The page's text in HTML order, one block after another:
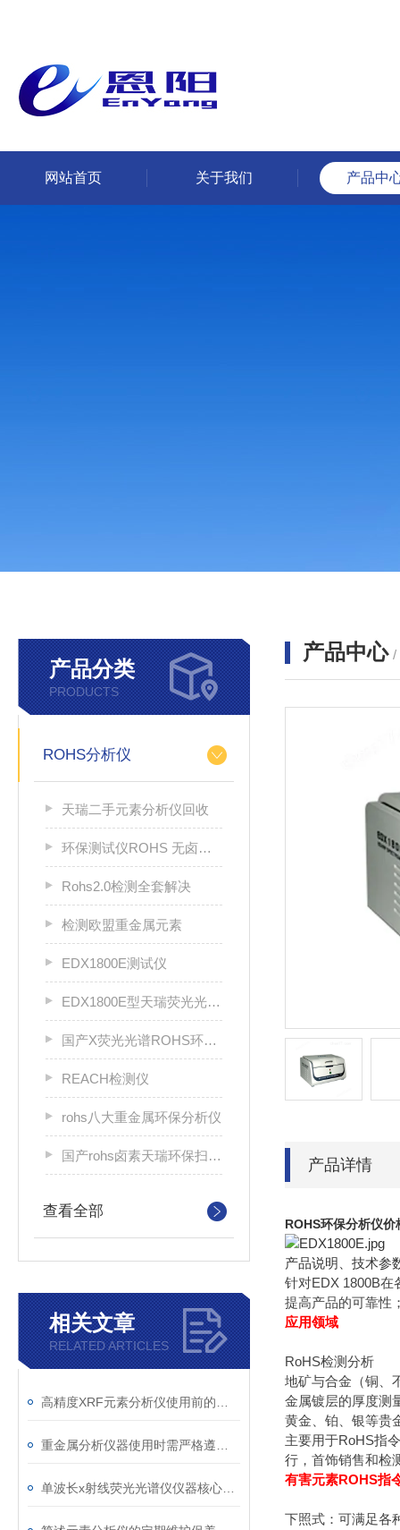
网站首页 关于我们 产品中
产品分类
PRODUCTS
ROHS分析仪
天瑞二手元素分析仪回收
环保测试仪ROHS 无卤分析仪 rohs仪
Rohs2.0检测全套解决
检测欧盟重金属元素
EDX1800E测试仪
EDX1800E型天瑞荧光光谱分析仪
国产X荧光光谱ROHS环保分析仪
REACH检测仪
rohs八大重金属环保分析仪
国产rohs卤素天瑞环保扫描仪
查看全部
相关文章
RELATED ARTICLES
产品中心 /
产品详情
ROHS环保分析仪价
产品说明、技术参
针对EDX 1800B在
提高产品的可靠性
应用领域
RoHS检测分析
地矿与合金（铜、
金属镀层的厚度测
黄金、铂、银等贵
主要用于RoHS指
行，首饰销售和检
有害元素ROHS指
下照式：可满足各